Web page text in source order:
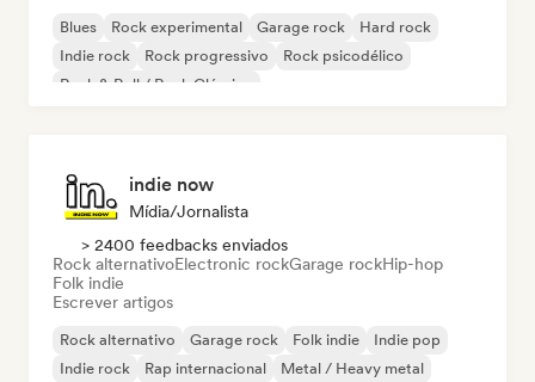
Blues Rock experimental Garage rock
Hard rock
Indie rock
Rock progressivo
Rock psicodélico
Rock & Roll / Rock Clássico
indie now
Mídia/Jornalista
> 2400 feedbacks enviados
Rock alternativoElectronic rockGarage rockHip-hop
Folk indie
Escrever artigos
Rock alternativo Garage rock Folk indie
Indie pop
Indie rock
Rap internacional
Metal / Heavy metal